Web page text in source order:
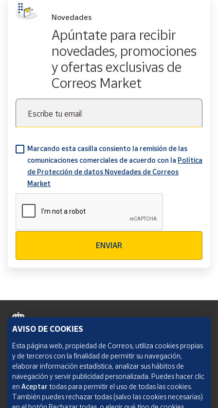
Novedades
Apúntate para recibir
novedades, promociones
y ofertas exclusivas de
Correos Market
Escribe tu email
Marcando esta casilla consiento la remisión de las
comunicaciones comerciales de acuerdo con la Política
de Protección de datos Novedades de Correos
Market
ENVIAR
Política de cookies
Aviso legal
Condiciones del servicio
Política de Privacidad Web
AVISO DE COOKIES
Esta página web, propiedad de Correos, utiliza cookies propias
y de terceros con la finalidad de permitir su navegación,
elaborar información estadística, analizar sus hábitos de
navegación y servir publicidad personalizada. Puedes hacer clic
en Aceptar todas para permitir el uso de todas las cookies.
También puedes rechazar todas (salvo las cookies necesarias)